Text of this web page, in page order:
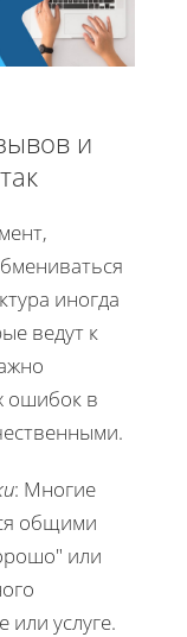
и
иногда
ведут к
ошибок в
: Многие
общими
или
или услуге.